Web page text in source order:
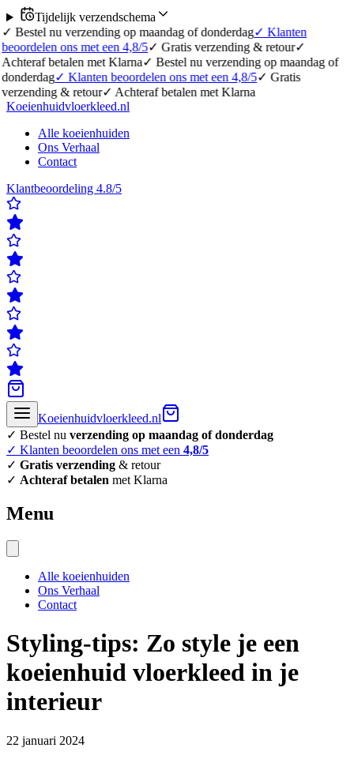
Tijdelijk verzendschema
Bestel nu verzending op maandag of donderdag✓Klanten
ons met een 4,8/5✓Gratis verzending & retour✓
betalen met Klarna✓Bestel nu verzending op maandag of
✓Klanten beoordelen ons met een 4,8/5✓Gratis
& retour✓Achteraf betalen met Klarna
Koeienhuidvloerkleed.nl
Alle koeienhuiden
Ons Verhaal
Contact
Klantbeoordeling 4.8/5
Koeienhuidvloerkleed.nl
✓ Bestel nu verzending op maandag of donderdag
✓ Klanten beoordelen ons met een 4,8/5
✓ Gratis verzending & retour
✓ Achteraf betalen met Klarna
Menu
Alle koeienhuiden
Ons Verhaal
Contact
Styling-tips: Zo style je een
koeienhuid vloerkleed in je
interieur
22 januari 2024